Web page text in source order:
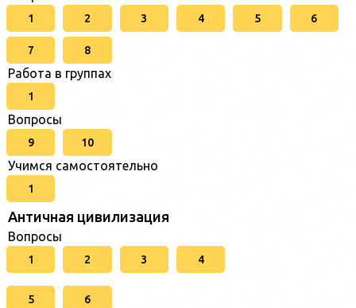
1 2 3 4 5 6
7 8
Работа в группах
1
Вопросы
9 10
Учимся самостоятельно
1
Античная цивилизация
Вопросы
1 2 3 4
5 6